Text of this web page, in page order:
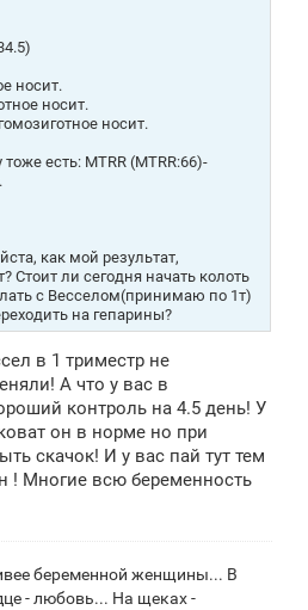
носит.
носит.
носит.
есть: MTRR (MTRR:66)-
как мой результат,
Стоит ли сегодня начать колоть
с Весселом(принимаю по 1т)
на гепарины?
в 1 триместр не
А что у вас в
контроль на 4.5 день! У
он в норме но при
скачок! И у вас пай тут тем
! Многие всю беременность
беременной женщины... В
- любовь... На щеках -